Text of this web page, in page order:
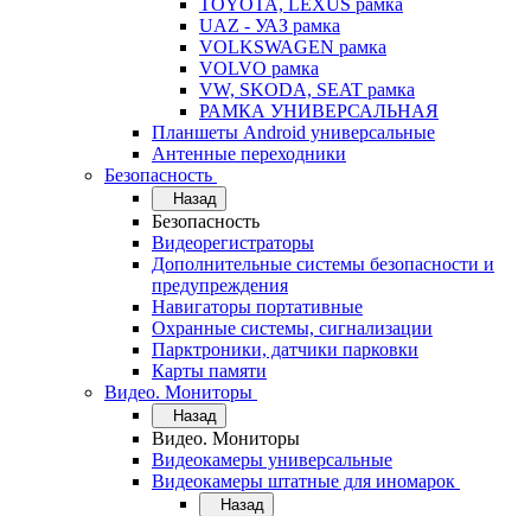
TOYOTA, LEXUS рамка
UAZ - УАЗ рамка
VOLKSWAGEN рамка
VOLVO рамка
VW, SKODA, SEAT рамка
РАМКА УНИВЕРСАЛЬНАЯ
Планшеты Android универсальные
Антенные переходники
Безопасность
Назад
Безопасность
Видеорегистраторы
Дополнительные системы безопасности и
предупреждения
Навигаторы портативные
Охранные системы, сигнализации
Парктроники, датчики парковки
Карты памяти
Видео. Мониторы
Назад
Видео. Мониторы
Видеокамеры универсальные
Видеокамеры штатные для иномарок
Назад